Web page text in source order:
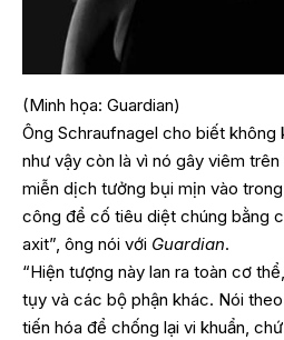
(Minh họa: Guardian)
Ông Schraufnagel cho biết không
như vậy còn là vì nó gây viêm
miễn dịch tưởng bụi mịn vào
công để cố tiêu diệt chúng bằng
axit”, ông nói với Guardian.
“Hiện tượng này lan ra toàn cơ
tụy và các bộ phận khác. Nói
tiến hóa để chống lại vi khuẩn,